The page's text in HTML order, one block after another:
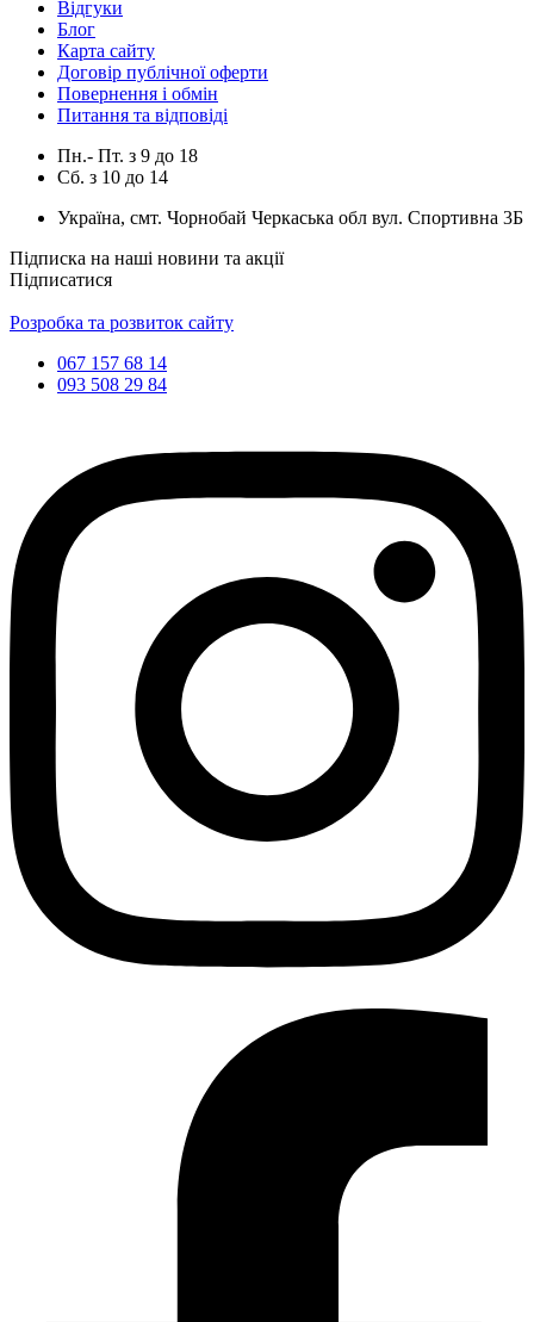
Відгуки
Блог
Карта сайту
Договір публічної оферти
Повернення і обмін
Питання та відповіді
Пн.- Пт. з 9 до 18
Сб. з 10 до 14
Україна, смт. Чорнобай Черкаська обл вул. Спортивна 3Б
Підписка на наші новини та акції
Підписатися
Розробка та розвиток сайту
067 157 68 14
093 508 29 84